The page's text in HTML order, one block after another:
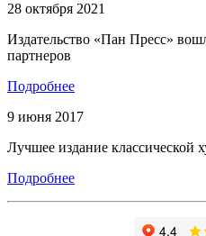
28 октября 2021
Издательство «Пан Пресс»
партнеров
Подробнее
9 июня 2017
Лучшее издание классической
Подробнее